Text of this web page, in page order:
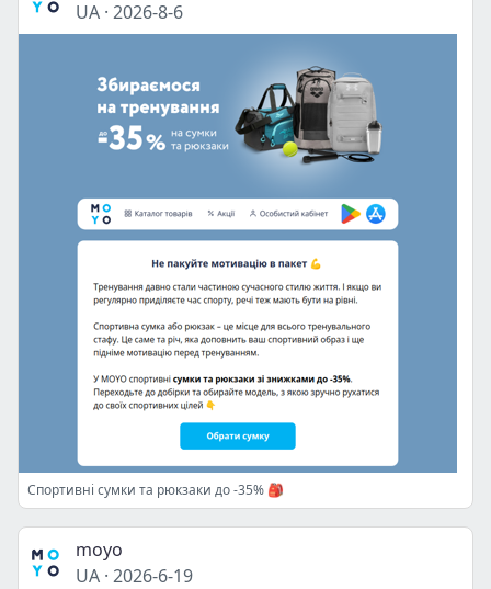
UA · 2026-8-6
Спортивні сумки та рюкзаки до -35% 🎒
moyo
UA · 2026-6-19